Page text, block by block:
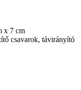
x 7 cm
csavarok, távirányító